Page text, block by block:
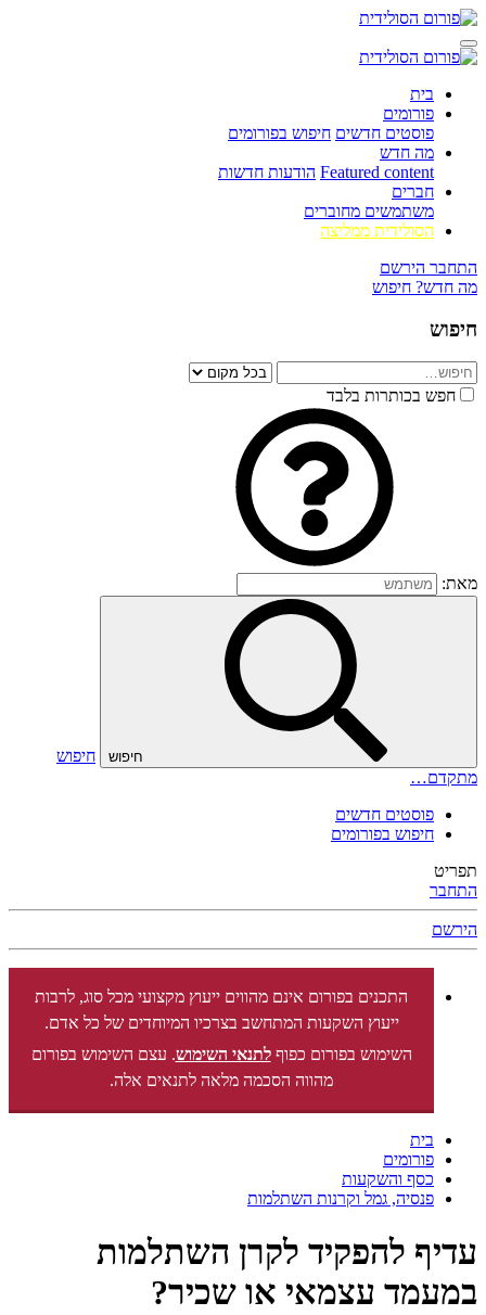
בית
פורומים
פוסטים חדשים חיפוש בפורומים
מה חדש
Featured content הודעות חדשות
חברים
משתמשים מחוברים
הסולידית ממליצה
התחבר הירשם
מה חדש? חיפוש
חיפוש
חפש בכותרות בלבד
מאת:
חיפוש
חיפוש
מתקדם…
פוסטים חדשים
חיפוש בפורומים
תפריט
התחבר
הירשם
התכנים בפורום אינם מהווים ייעוץ מקצועי מכל סוג, לרבות
ייעוץ השקעות המתחשב בצרכיו המיוחדים של כל אדם.
השימוש בפורום כפוףלתנאי השימוש. עצם השימוש בפורום
מהווה הסכמה מלאה לתנאים אלה.
בית
פורומים
כסף והשקעות
פנסיה, גמל וקרנות השתלמות
עדיף להפקיד לקרן השתלמות
במעמד עצמאי או שכיר?